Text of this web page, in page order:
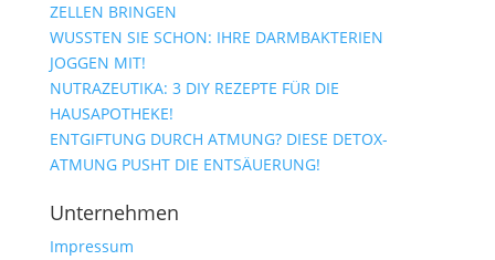
ZELLEN BRINGEN
WUSSTEN SIE SCHON: IHRE DARMBAKTERIEN
JOGGEN MIT!
NUTRAZEUTIKA: 3 DIY REZEPTE FÜR DIE
HAUSAPOTHEKE!
ENTGIFTUNG DURCH ATMUNG? DIESE DETOX-
ATMUNG PUSHT DIE ENTSÄUERUNG!
Unternehmen
Impressum